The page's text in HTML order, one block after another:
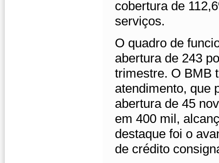
cobertura de
serviços.
O quadro de
abertura de 243
trimestre. O BMB
atendimento, que
abertura de 45
em 400 mil,
destaque foi o
de crédito